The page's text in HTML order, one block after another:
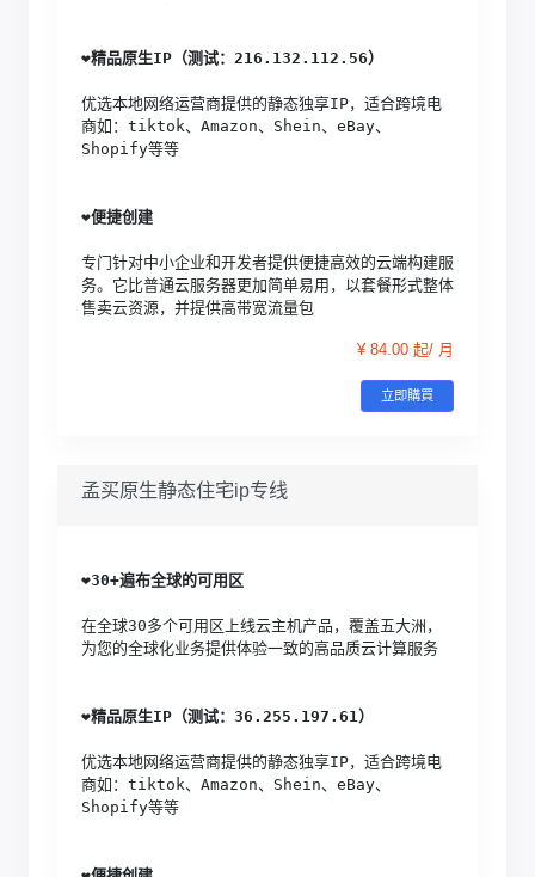
❤️精品原生IP（测试：216.132.112.56）
优选本地网络运营商提供的静态独享IP，适合跨境电
商如：tiktok、Amazon、Shein、eBay、
Shopify等等
❤️便捷创建
专门针对中小企业和开发者提供便捷高效的云端构建服
务。它比普通云服务器更加简单易用，以套餐形式整体
售卖云资源，并提供高带宽流量包
¥ 84.00 起/ 月
立即購買
孟买原生静态住宅ip专线
❤️30+遍布全球的可用区
在全球30多个可用区上线云主机产品，覆盖五大洲，
为您的全球化业务提供体验一致的高品质云计算服务
❤️精品原生IP（测试：36.255.197.61）
优选本地网络运营商提供的静态独享IP，适合跨境电
商如：tiktok、Amazon、Shein、eBay、
Shopify等等